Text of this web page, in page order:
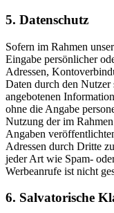
5. Datenschutz
Sofern im Rahmen
Eingabe persönlicher
Adressen,
Daten durch den
angebotenen
ohne die Angabe
Nutzung der im
Angaben
Adressen durch Dritte
jeder Art wie Spam-
Werbeanrufe ist nicht
6. Salvatorische